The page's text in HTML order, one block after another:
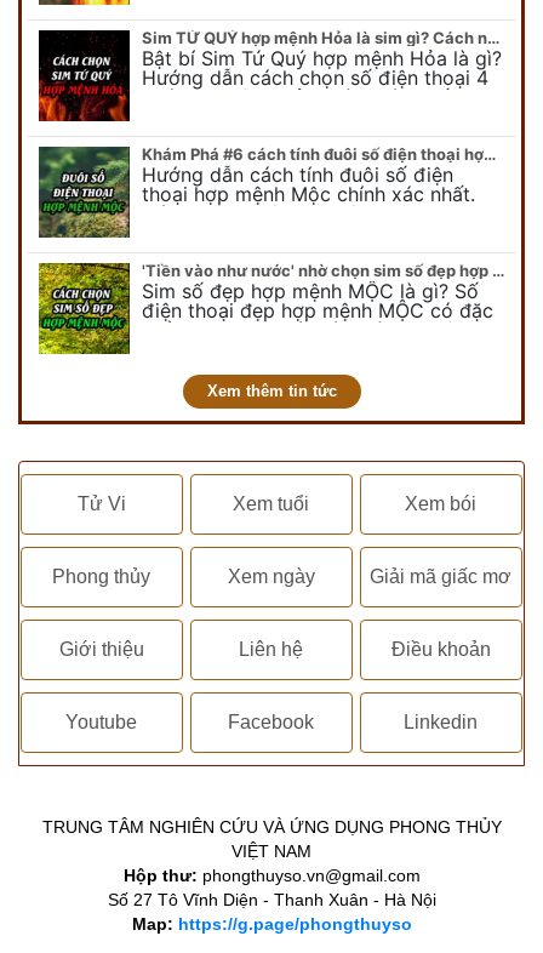
Sim TỨ QUÝ hợp mệnh Hỏa là sim gì? Cách nhận biết sim tứ quý hợp mệnh Hỏa
Bật bí Sim Tứ Quý hợp mệnh Hỏa là gì?
Hướng dẫn cách chọn số điện thoại 4
quý hợp mệnh Hỏa chính xác nhất.
Khám Phá #6 cách tính đuôi số điện thoại hợp mệnh Mộc
Hướng dẫn cách tính đuôi số điện
thoại hợp mệnh Mộc chính xác nhất.
Cách chọn đuôi sim điện thoại hợp
chuyên…
'Tiền vào như nước' nhờ chọn sim số đẹp hợp mệnh MỘC
Sim số đẹp hợp mệnh MỘC là gì? Số
điện thoại đẹp hợp mệnh MỘC có đặc
điểm ra sao? Dưới góc nhìn chuyên gia
Xem thêm tin tức
Tử Vi Xem tuổi Xem bói
Phong thủy Xem ngày Giải mã giấc mơ
Giới thiệu Liên hệ Điều khoản
Youtube Facebook Linkedin
TRUNG TÂM NGHIÊN CỨU VÀ ỨNG DỤNG PHONG THỦY
VIỆT NAM
Hộp thư: phongthuyso.vn@gmail.com
Số 27 Tô Vĩnh Diện - Thanh Xuân - Hà Nội
Map: https://g.page/phongthuyso